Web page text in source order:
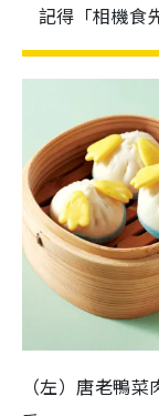
記得「相機食
（左）唐老鴨